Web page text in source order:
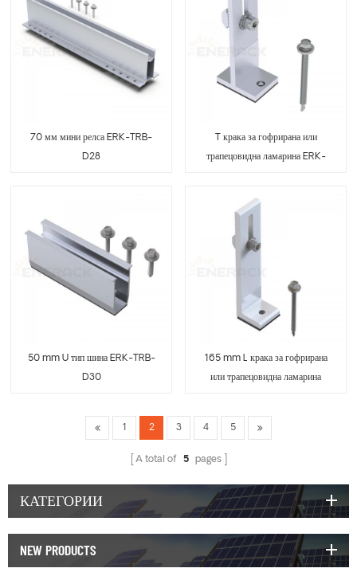
70 мм мини релса ERK-TRB-
D28
T крака за гофрирана или
трапецовидна ламарина ERK-
50 mm U тип шина ERK-TRB-
D30
165 mm L крака за гофрирана
или трапецовидна ламарина
1 2 3 4 5
A total of 5 pages
КАТЕГОРИИ
NEW PRODUCTS